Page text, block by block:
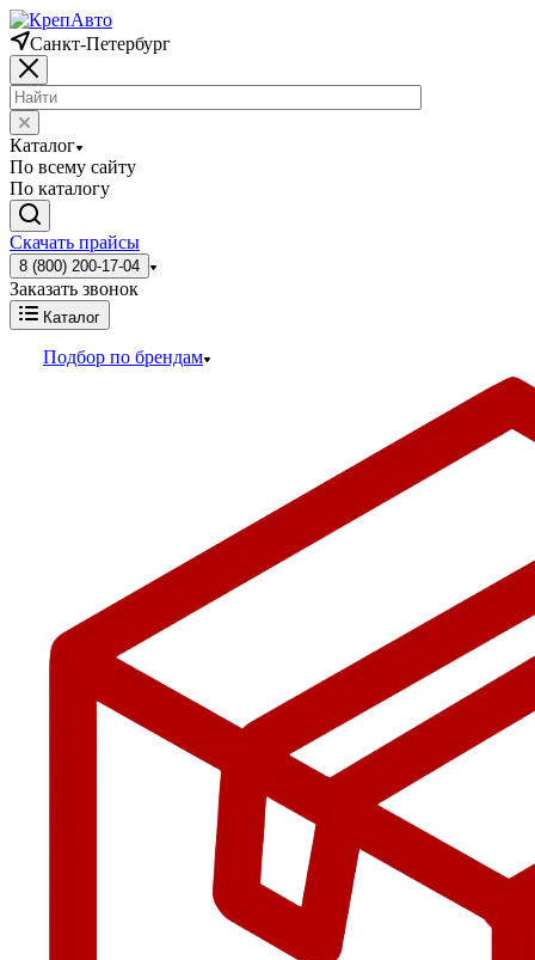
Санкт-Петербург
Каталог
По всему сайту
По каталогу
Скачать прайсы
8 (800) 200-17-04
Заказать звонок
Каталог
Подбор по брендам